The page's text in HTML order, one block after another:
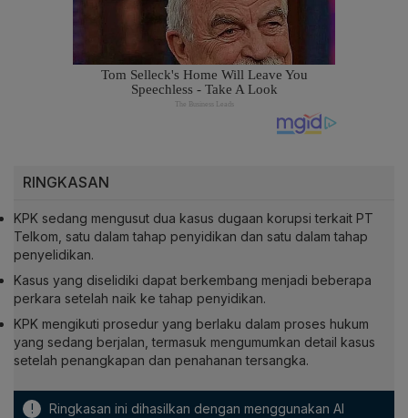
RINGKASAN
KPK sedang mengusut dua kasus dugaan korupsi terkait PT
Telkom, satu dalam tahap penyidikan dan satu dalam tahap
penyelidikan.
Kasus yang diselidiki dapat berkembang menjadi beberapa
perkara setelah naik ke tahap penyidikan.
KPK mengikuti prosedur yang berlaku dalam proses hukum
yang sedang berjalan, termasuk mengumumkan detail kasus
setelah penangkapan dan penahanan tersangka.
! Ringkasan ini dihasilkan dengan menggunakan AI